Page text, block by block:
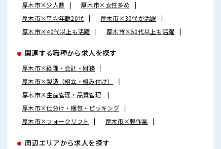
厚木市×少人数
厚木市×女性多め
厚木市×平均年齢20代
厚木市×30代が活躍
厚木市×40代以上も活躍
厚木市×50代以上も活躍
関連する職種から求人を探す
厚木市×経理・会計・財務
厚木市×製造（組立・組み付け）
厚木市×生産管理・品質管理
厚木市×仕分け・梱包・ピッキング
厚木市×フォークリフト
厚木市×軽作業
周辺エリアから求人を探す